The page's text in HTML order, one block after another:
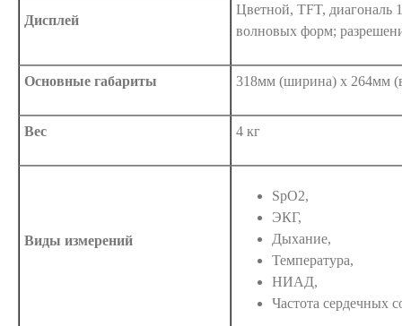
Дисплей
Цветной, TFT, диагональ
волновых форм;
Основные габариты 318мм (ширина) x 264мм
Вес 4 кг
Виды измерений
SpO2,
ЭКГ,
Дыхание,
Температура,
НИАД,
Частота сердечных